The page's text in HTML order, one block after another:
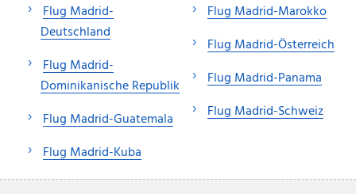
Flug Madrid-
Deutschland
Flug Madrid-
Dominikanische Republik
Flug Madrid-Guatemala
Flug Madrid-Kuba
Flug Madrid-Marokko
Flug Madrid-Österreich
Flug Madrid-Panama
Flug Madrid-Schweiz